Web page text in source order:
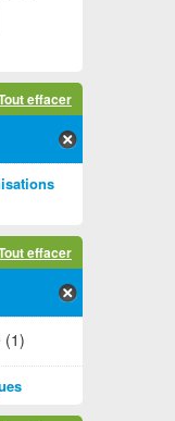
effacer
effacer
(1)